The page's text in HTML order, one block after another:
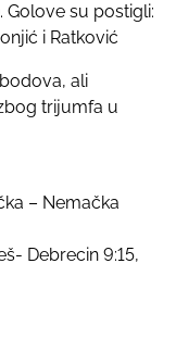
Golove su postigli:
i Ratković
ali
trijumfa u
– Nemačka
Debrecin 9:15,